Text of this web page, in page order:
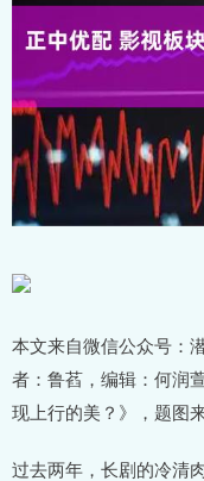
本文来自微信公众号：
者：鲁萏，编辑：何润
现上行的美？》，题图
过去两年，长剧的冷清